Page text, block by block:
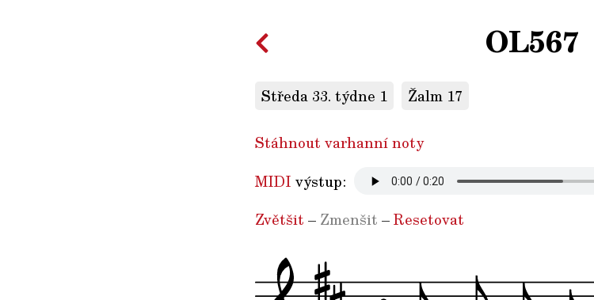
OL567
Středa 33. týdne 1 Žalm 17
Stáhnout varhanní noty
MIDI výstup:
Zvětšit – Zmenšit –Resetovat